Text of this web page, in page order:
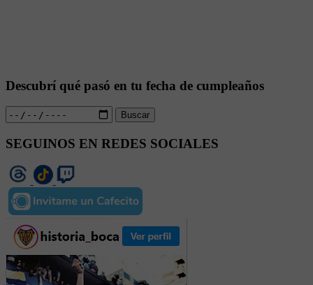
Descubrí qué pasó en tu fecha de cumpleaños
Buscar
SEGUINOS EN REDES SOCIALES